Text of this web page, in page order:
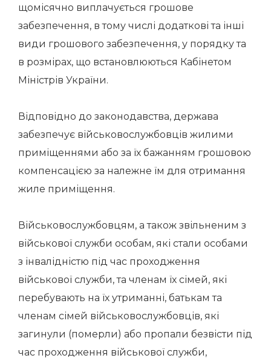
щомісячно виплачується грошове
забезпечення, в тому числі додаткові та інші
види грошового забезпечення, у порядку та
в розмірах, що встановлюються Кабінетом
Міністрів України.
Відповідно до законодавства, держава
забезпечує військовослужбовців жилими
приміщеннями або за їх бажанням грошовою
компенсацією за належне їм для отримання
жиле приміщення.
Військовослужбовцям, а також звільненим з
військової служби особам, які стали особами
з інвалідністю під час проходження
військової служби, та членам їх сімей, які
перебувають на їх утриманні, батькам та
членам сімей військовослужбовців, які
загинули (померли) або пропали безвісти під
час проходження військової служби,